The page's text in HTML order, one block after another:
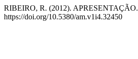
RIBEIRO, R. (2012). APRESENTAÇÃO.
https://doi.org/10.5380/am.v1i4.32450